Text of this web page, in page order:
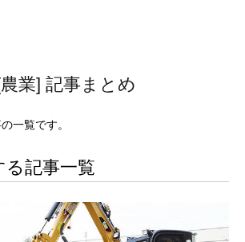
業] 記事まとめ
一覧です。
る記事一覧